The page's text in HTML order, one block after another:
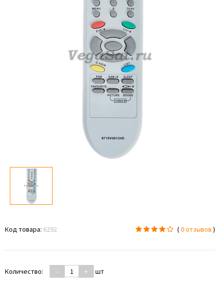
Код товара: 6292 (0 отзывов )
Количество: - + шт